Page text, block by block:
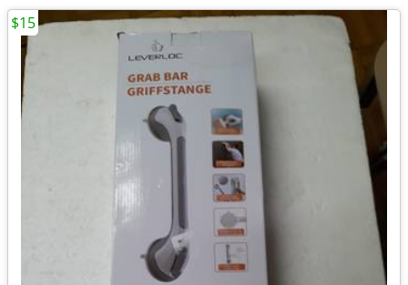
$15